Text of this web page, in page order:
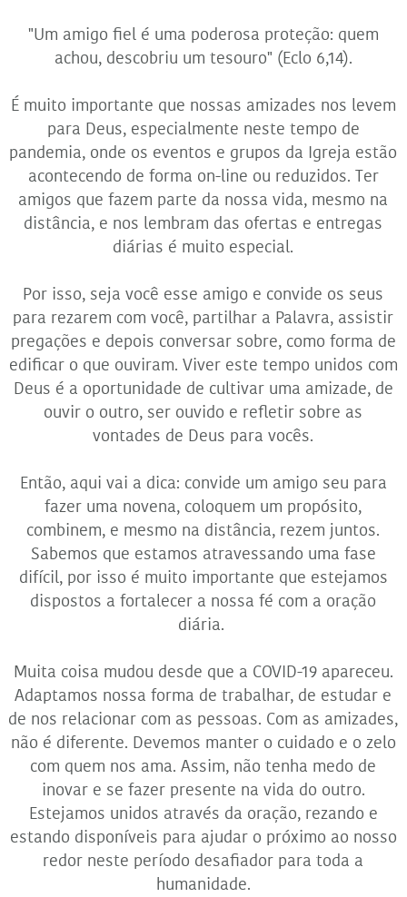
"Um amigo fiel é uma poderosa proteção: quem
achou, descobriu um tesouro" (Eclo 6,14).
É muito importante que nossas amizades nos levem
para Deus, especialmente neste tempo de
pandemia, onde os eventos e grupos da Igreja estão
acontecendo de forma on-line ou reduzidos. Ter
amigos que fazem parte da nossa vida, mesmo na
distância, e nos lembram das ofertas e entregas
diárias é muito especial.
Por isso, seja você esse amigo e convide os seus
para rezarem com você, partilhar a Palavra, assistir
pregações e depois conversar sobre, como forma de
edificar o que ouviram. Viver este tempo unidos com
Deus é a oportunidade de cultivar uma amizade, de
ouvir o outro, ser ouvido e refletir sobre as
vontades de Deus para vocês.
Então, aqui vai a dica: convide um amigo seu para
fazer uma novena, coloquem um propósito,
combinem, e mesmo na distância, rezem juntos.
Sabemos que estamos atravessando uma fase
difícil, por isso é muito importante que estejamos
dispostos a fortalecer a nossa fé com a oração
diária.
Muita coisa mudou desde que a COVID-19 apareceu.
Adaptamos nossa forma de trabalhar, de estudar e
de nos relacionar com as pessoas. Com as amizades,
não é diferente. Devemos manter o cuidado e o zelo
com quem nos ama. Assim, não tenha medo de
inovar e se fazer presente na vida do outro.
Estejamos unidos através da oração, rezando e
estando disponíveis para ajudar o próximo ao nosso
redor neste período desafiador para toda a
humanidade.